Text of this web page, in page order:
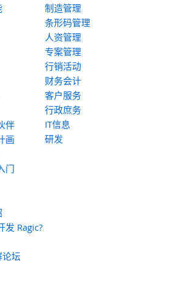
伴
画
门
制造管理
条形码管理
人资管理
专案管理
行销活动
财务会计
客户服务
行政庶务
IT信息
研发
发 Ragic?
论坛